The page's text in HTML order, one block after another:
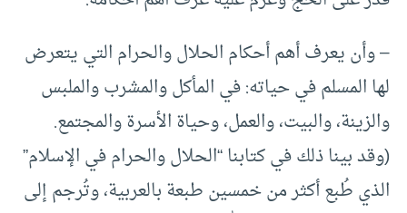
– وأن يعرف أهم أحكام الحلال والحرام التي يتعرض
لها المسلم في حياته: في المأكل والمشرب والملبس
والزينة، والبيت، والعمل، وحياة الأسرة والمجتمع.
(وقد بينا ذلك في كتابنا “الحلال والحرام في الإسلام”
الذي طُبع أكثر من خمسين طبعة بالعربية، وتُرجم إلى